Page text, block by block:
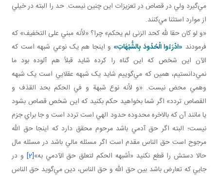
مي‌گيرد ولي در قصاص در تعزيزات اين چنين نيست. حد را البته در خيلي
از موارد استثنا مي‌کنند.
«و لو كان حقا لله كحد الزنى لم يحكم» چرا؟ «لأنه مبني على التخفيف» که
فرمودند «ادْرَءُوا الْحُدُودَ بِالشُّبُهَاتِ» و اينجا هم يک نوعي شبهه است که
الآن اين شخص که اين گناه را کرده شايد قبلاً هم آلوده بود ما
نمي‌دانستيم، همين که مي‌گوييم شايد يک شبهه عقلايي است يک شبهه
وهمي محض نيست. «و لأنه نوع شبهة و في الحكم بحد القذف و
القصاص تردد» اگر شما بخواهيد حکم بکنيد که اين شخص قصاص بشود
يا مانند آن که بالاخره محدوده حدود الهي است تردد است و جا براي جزم
نيست؛ البته اگر حق آدمي باشد مرحوم محقق دارد که اينجا حق الله
مرجوح است حق الناس مقدم است اگر مسئله مالي باشد در مسئله مال
حالا دستش را قطع نکنيد «أشبهه الحكم لتعلق حق الآدمي به»[2]
و در
جايي که تعارض باشد بين حق الله و حق الناس، دين مي‌گويد حق الناس